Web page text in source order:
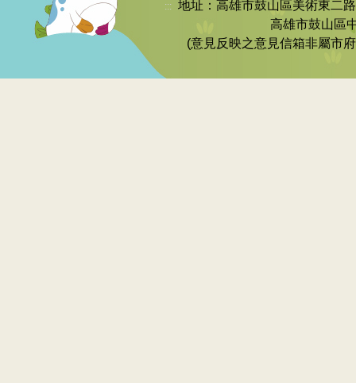
:::
地址：高雄市鼓山區美術東二
高雄市鼓山區
(意見反映之意見信箱非屬市